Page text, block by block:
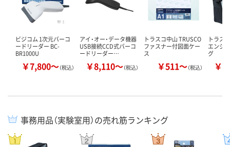
ビジコム 1次元バーコ
ードリーダー BC-
BR1000U
￥7,800～（税込）
アイ・オー・データ機器
USB接続CCD式バーコ
ードリーダー…
￥8,110～（税込）
トラスコ中山 TRUSCO
ファスナー付図面ケー
ス
￥511～（税込）
トラス
エンジ
グ
￥
事務用品（実験室用）の売れ筋ランキング